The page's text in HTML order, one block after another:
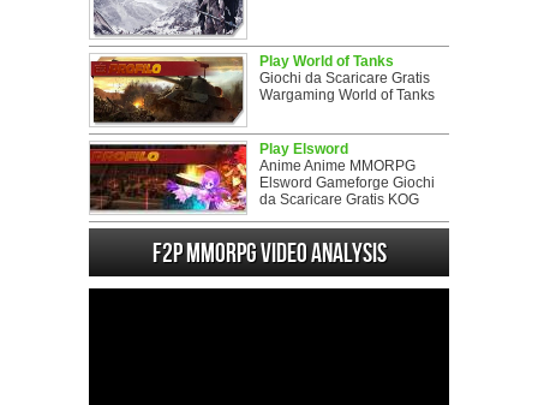
Play World of Tanks
Giochi da Scaricare Gratis
Wargaming World of Tanks
Play Elsword
Anime Anime MMORPG
Elsword Gameforge Giochi
da Scaricare Gratis KOG
F2P MMORPG Video analysis